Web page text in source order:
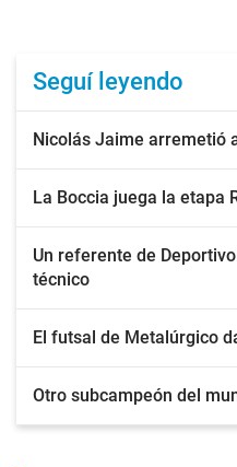
Seguí leyendo
Nicolás Jaime arremetió
La Boccia juega la etapa
Un referente de
técnico
El futsal de Metalúrgico
Otro subcampeón del